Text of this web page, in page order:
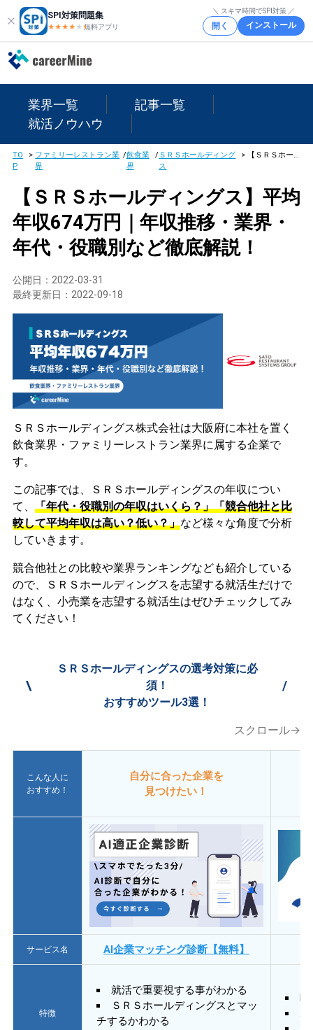
SPI対策問題集
★★★★ ★★
無料アプリ
＼ スキマ時間でSPI対策 ／
開く インストール
業界一覧
記事一覧
就活ノウハウ
TO
P
> ファミリーレストラン業
界
/飲食業
界
/ＳＲＳホールディング
ス
> 【ＳＲＳホールディングス】平均年収674万円｜年収推移・業界・年代・役職別など徹底解説！
【ＳＲＳホールディングス】平均
年収674万円｜年収推移・業界・
年代・役職別など徹底解説！
公開日： 2022-03-31
最終更新日： 2022-09-18
ＳＲＳホールディングス株式会社は大阪府に本社を置く
飲食業界・ファミリーレストラン業界に属する企業で
す。
この記事では、ＳＲＳホールディングスの年収につい
て、 「年代・役職別の年収はいくら？」「競合他社と比
較して平均年収は高い？低い？」など様々な角度で分析
していきます。
競合他社との比較や業界ランキングなども紹介している
ので、ＳＲＳホールディングスを志望する就活生だけで
はなく、小売業を志望する就活生はぜひチェックしてみ
てください！
\
ＳＲＳホールディングスの選考対策に必
須！
おすすめツール3選！
/
スクロール→
こんな人に
おすすめ！
自分に合った企業を
見つけたい！
サービス名 AI企業マッチング診断【無料】
特徴
就活で重要視する事がわかる
ＳＲＳホールディングスとマッ
チするかわかる